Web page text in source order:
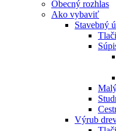
Obecný rozhlas
Ako vybaviť
Stavebný
Výrub